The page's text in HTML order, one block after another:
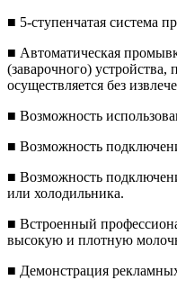
■ 5-ступенчатая система
■ Автоматическая
(заварочного)
осуществляется без
■ Возможность
■ Возможность
■ Возможность
или холодильника.
■ Встроенный
высокую и плотную
■ Демонстрация